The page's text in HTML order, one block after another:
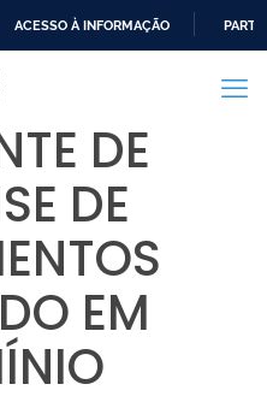
ACESSO À INFORMAÇÃO
DE
DE
EM